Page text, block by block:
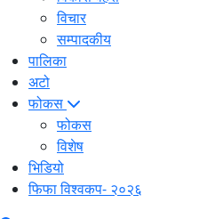
विचार
सम्पादकीय
पालिका
अटो
फोकस
फोकस
विशेष
भिडियो
फिफा विश्वकप- २०२६